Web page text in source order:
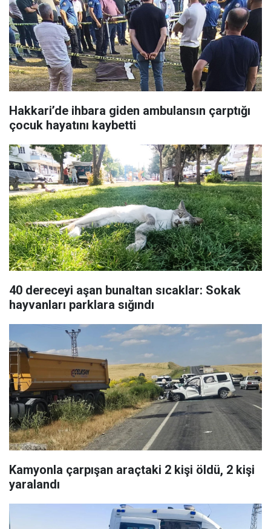
Hakkari’de ihbara giden ambulansın çarptığı
çocuk hayatını kaybetti
40 dereceyi aşan bunaltan sıcaklar: Sokak
hayvanları parklara sığındı
Kamyonla çarpışan araçtaki 2 kişi öldü, 2 kişi
yaralandı